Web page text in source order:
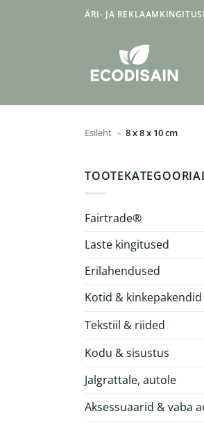
ÄRI- JA
Esileht » 8 x 8 x 10 cm
Fairtrade®
Laste kingitused
Erilahendused
Kotid & kinkepakendid
Tekstiil & riided
Kodu & sisustus
Jalgrattale, autole
Aksessuaarid & vaba